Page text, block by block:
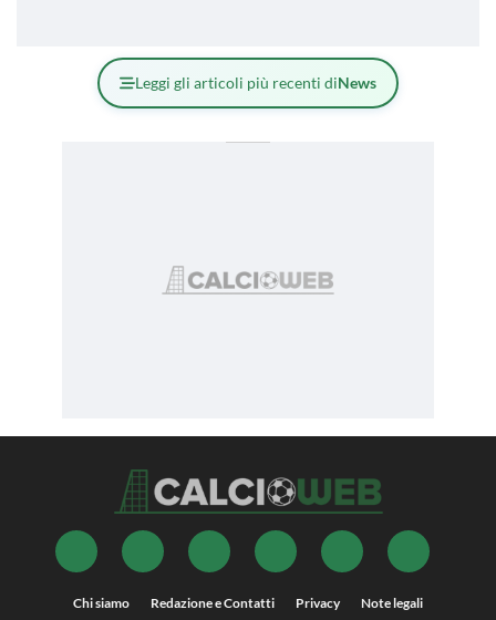
Leggi gli articoli più recenti diNews
Chi siamo Redazione e Contatti Privacy Note legali